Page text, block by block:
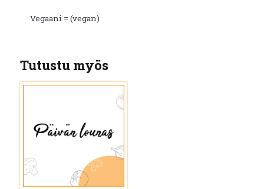
Vegaani = (vegan)
Tutustu myös